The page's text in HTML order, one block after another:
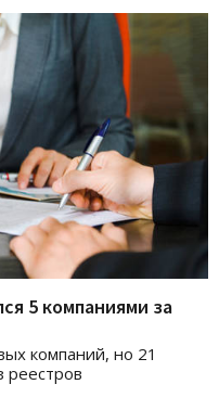
5 компаниями за
компаний, но 21
реестров